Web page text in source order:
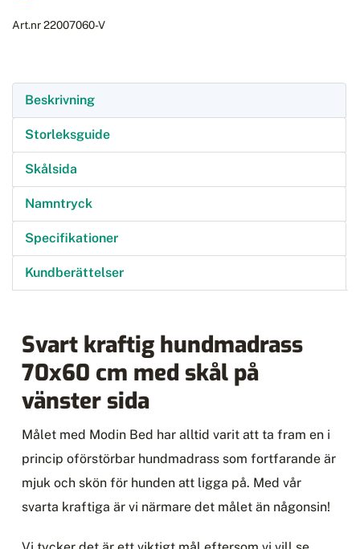
Art.nr 22007060-V
Beskrivning
Storleksguide
Skålsida
Namntryck
Specifikationer
Kundberättelser
Svart kraftig hundmadrass
70x60 cm med skål på
vänster sida
Målet med Modin Bed har alltid varit att ta fram en i
princip oförstörbar hundmadrass som fortfarande är
mjuk och skön för hunden att ligga på. Med vår
svarta kraftiga är vi närmare det målet än någonsin!